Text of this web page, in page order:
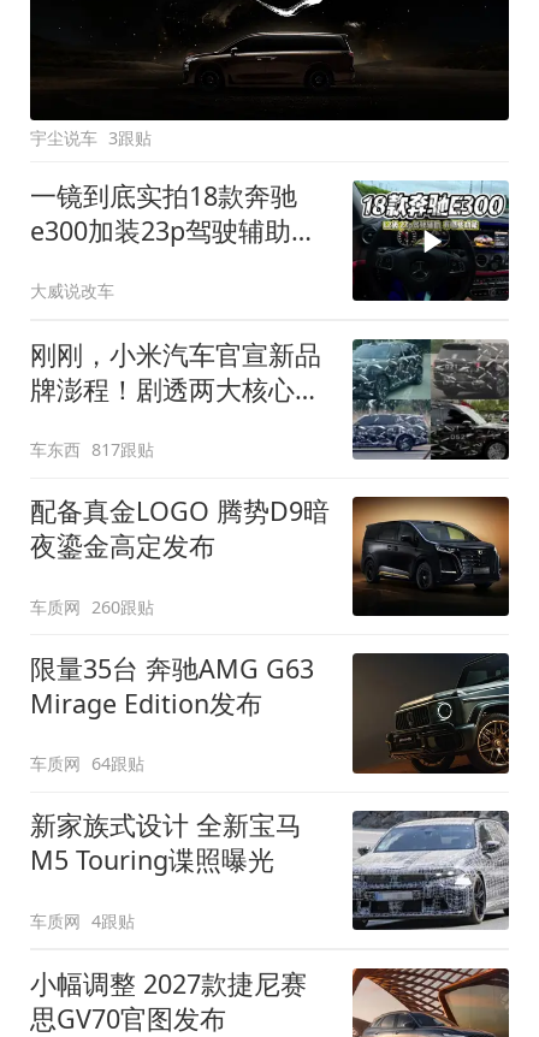
宇尘说车 3跟贴
一镜到底实拍18款奔驰
e300加装23p驾驶辅助系
大威说改车
刚刚，小米汽车官宣新品
牌澎程！剧透两大核心细
车东西 817跟贴
配备真金LOGO 腾势D9暗
夜鎏金高定发布
车质网 260跟贴
限量35台 奔驰AMG G63
Mirage Edition发布
车质网 64跟贴
新家族式设计 全新宝马
M5 Touring谍照曝光
车质网 4跟贴
小幅调整 2027款捷尼赛
思GV70官图发布